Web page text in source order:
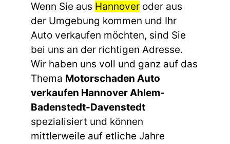
Wenn Sie aus Hannover oder aus
der Umgebung kommen und Ihr
Auto verkaufen möchten, sind Sie
bei uns an der richtigen Adresse.
Wir haben uns voll und ganz auf das
Thema Motorschaden Auto
verkaufen Hannover Ahlem-
Badenstedt-Davenstedt
spezialisiert und können
mittlerweile auf etliche Jahre